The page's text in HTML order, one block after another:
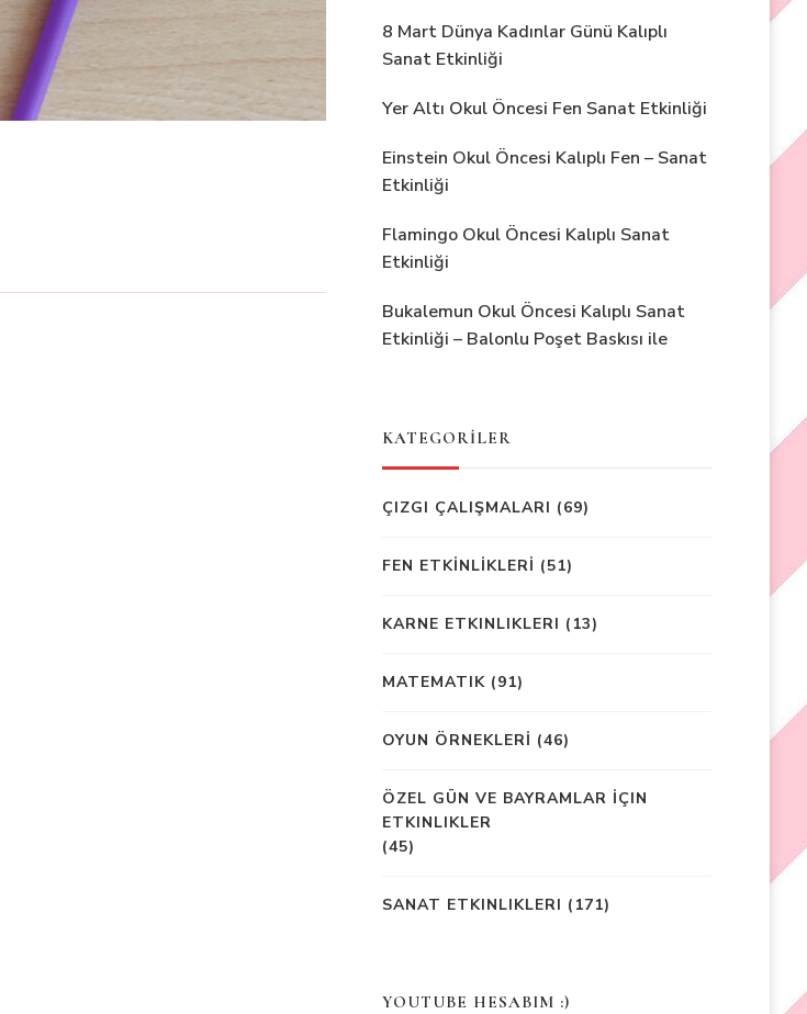
8 Mart Dünya Kadınlar Günü Kalıplı
Sanat Etkinliği
Yer Altı Okul Öncesi Fen Sanat Etkinliği
Einstein Okul Öncesi Kalıplı Fen – Sanat
Etkinliği
Flamingo Okul Öncesi Kalıplı Sanat
Etkinliği
Bukalemun Okul Öncesi Kalıplı Sanat
Etkinliği – Balonlu Poşet Baskısı ile
KATEGORİLER
ÇIZGI ÇALIŞMALARI (69)
FEN ETKİNLİKLERİ (51)
KARNE ETKINLIKLERI (13)
MATEMATIK(91)
OYUN ÖRNEKLERİ (46)
ÖZEL GÜN VE BAYRAMLAR İÇIN
ETKINLIKLER
(45)
SANAT ETKINLIKLERI (171)
YOUTUBE HESABIM :)